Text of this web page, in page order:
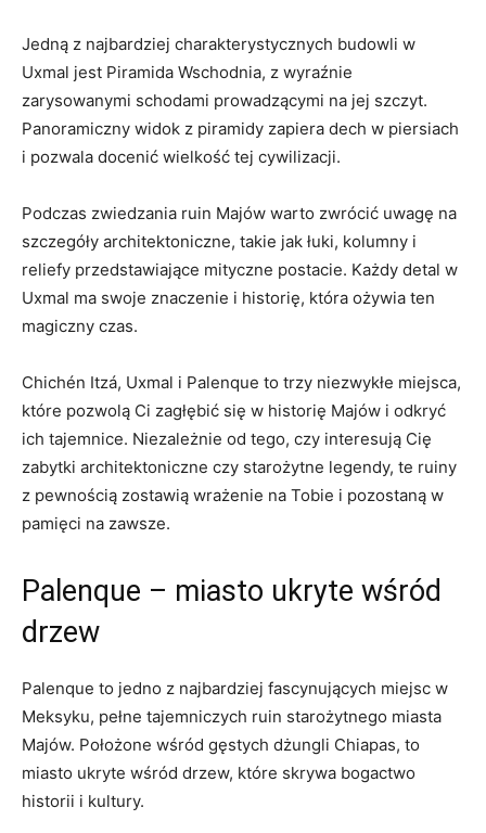
Jedną z ⁤najbardziej charakterystycznych budowli w
Uxmal jest Piramida⁣ Wschodnia, z wyraźnie
zarysowanymi ⁢schodami prowadzącymi​ na jej szczyt.
Panoramiczny ⁣widok z ‍piramidy zapiera dech w piersiach
i pozwala docenić wielkość tej‍ cywilizacji.
Podczas zwiedzania ruin Majów warto zwrócić ‍uwagę na⁣
szczegóły architektoniczne, takie jak łuki, kolumny i
reliefy przedstawiające mityczne postacie. Każdy⁣ detal ​w
Uxmal ma swoje znaczenie i historię, ‍która⁤ ożywia ten
magiczny czas.
Chichén Itzá,‍ Uxmal⁢ i Palenque to trzy​ niezwykłe miejsca,
które⁢ pozwolą Ci zagłębić się⁢ w historię Majów i odkryć
ich tajemnice. Niezależnie od tego,⁢ czy interesują Cię
zabytki architektoniczne czy starożytne legendy, te ruiny
z pewnością zostawią wrażenie na Tobie i pozostaną w
pamięci na zawsze.
Palenque – miasto ukryte wśród
⁤drzew
Palenque to jedno z najbardziej fascynujących miejsc w
Meksyku, pełne‌ tajemniczych ruin starożytnego miasta
Majów. Położone wśród gęstych dżungli Chiapas,⁤ to
miasto​ ukryte wśród drzew, które skrywa bogactwo
historii i kultury.